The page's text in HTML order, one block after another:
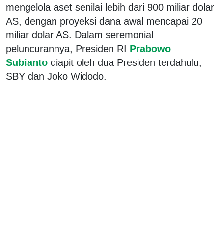
mengelola aset senilai lebih dari 900 miliar dolar
AS, dengan proyeksi dana awal mencapai 20
miliar dolar AS. Dalam seremonial
peluncurannya, Presiden RI Prabowo
Subianto diapit oleh dua Presiden terdahulu,
SBY dan Joko Widodo.